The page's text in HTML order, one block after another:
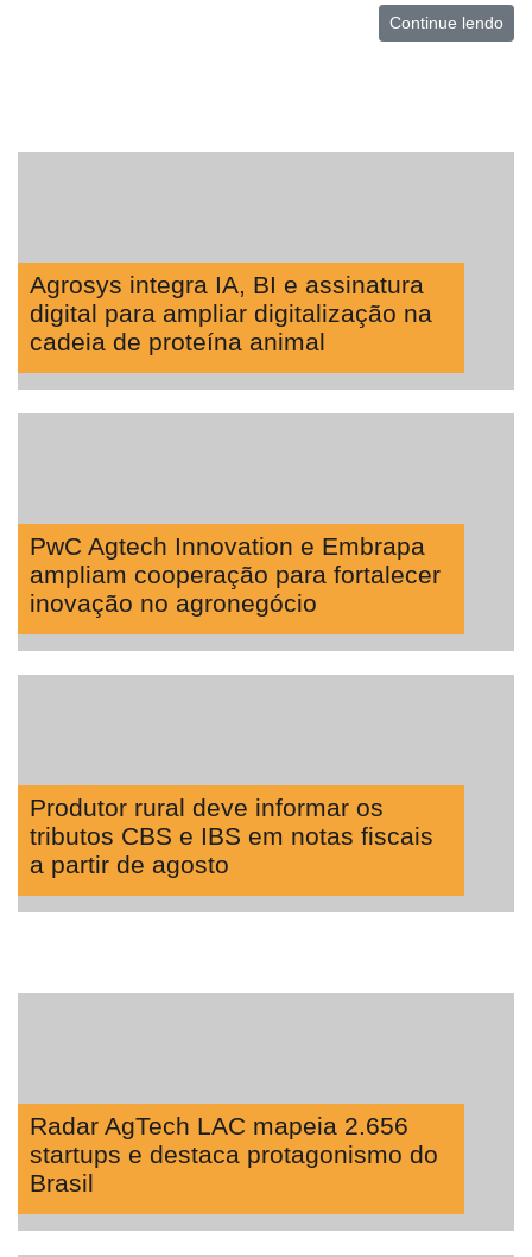
Continue lendo
Agrosys integra IA, BI e assinatura
digital para ampliar digitalização na
cadeia de proteína animal
PwC Agtech Innovation e Embrapa
ampliam cooperação para fortalecer
inovação no agronegócio
Produtor rural deve informar os
tributos CBS e IBS em notas fiscais
a partir de agosto
Radar AgTech LAC mapeia 2.656
startups e destaca protagonismo do
Brasil